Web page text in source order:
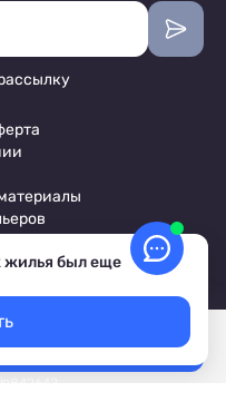
Выбрать даты
официальный сайт,
данных
объектов
жилья был еще